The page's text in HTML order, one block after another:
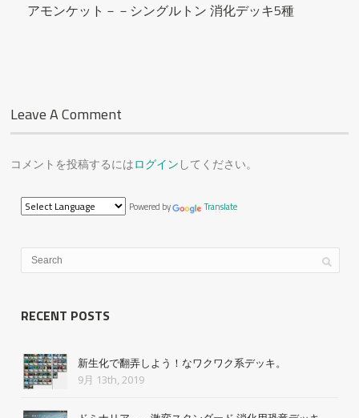
アモンケット－－シングルトン 消化デッキ5種
Leave A Comment
コメントを投稿するにはログイン してください。
Powered by Translate
RECENT POSTS
新生化で翻弄しよう！なワクワク系デッキ。
9月 13th, 2019